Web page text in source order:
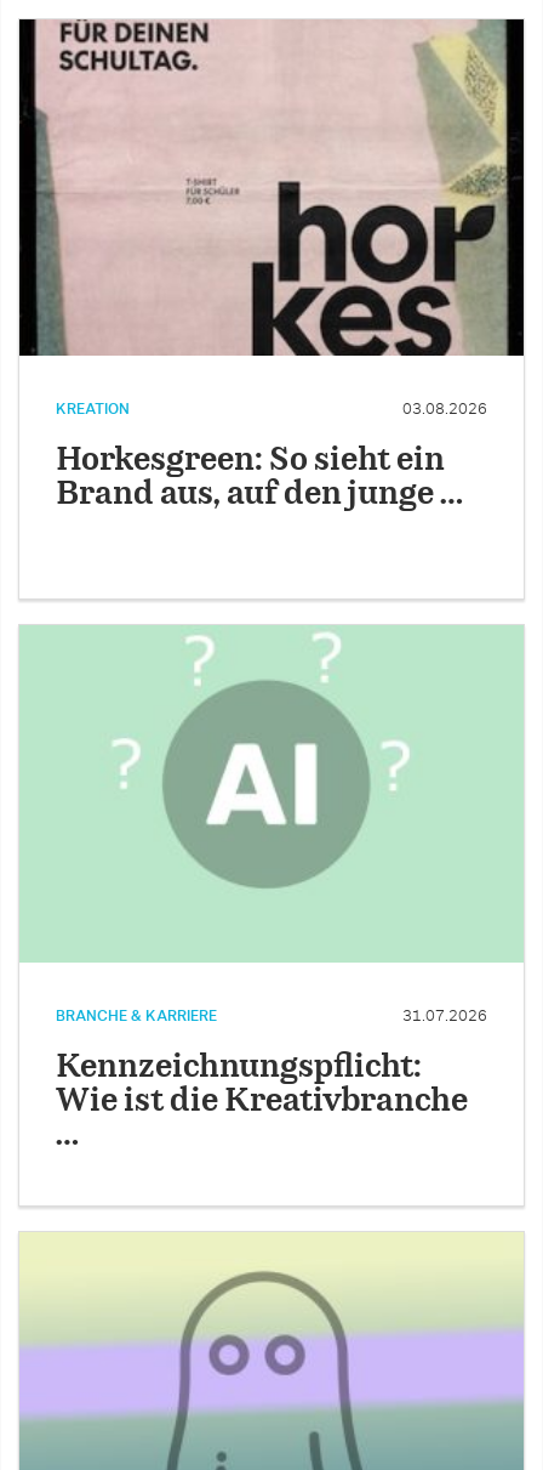
KREATION 03.08.2026
Horkesgreen: So sieht ein
Brand aus, auf den junge …
BRANCHE & KARRIERE 31.07.2026
Kennzeichnungspflicht:
Wie ist die Kreativbranche
…